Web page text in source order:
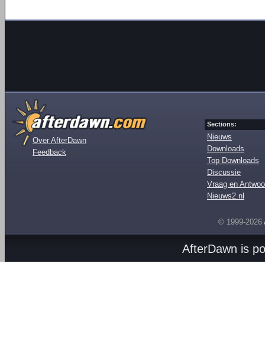
Over AfterDawn
Feedback
Sections:
Nieuws
Downloads
Top Downloads
Discussie
Vraag en
Nieuws2.nl
© 1999-2026
AfterDawn is